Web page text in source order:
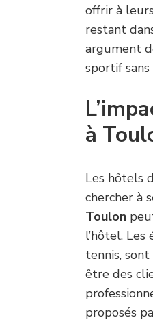
offrir à
restant
argument
sportif
à
Les hôtels
chercher à
Toulon
l’hôtel.
tennis,
être des
proposés